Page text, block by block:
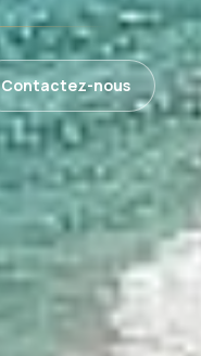
Contactez-nous